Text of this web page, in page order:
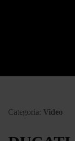
Categoria: Video